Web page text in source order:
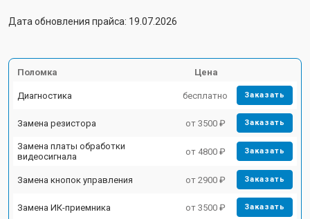
Дата обновления прайса: 19.07.2026
Поломка Цена
Диагностика бесплатно Заказать
Замена резистора от 3500 ₽ Заказать
Замена платы обработки
видеосигнала
от 4800 ₽ Заказать
Замена кнопок управления от 2900 ₽ Заказать
Замена ИК-приемника от 3500 ₽ Заказать